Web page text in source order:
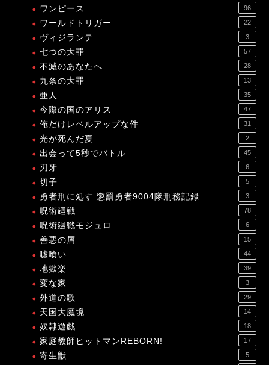
ワンピース 96
ワールドトリガー 22
ヴィジランテ 3
七つの大罪 57
不滅のあなたへ 28
九条の大罪 13
亜人 35
今際の国のアリス 47
俺だけレベルアップな件 31
光が死んだ夏 2
出会って5秒でバトル 45
刃牙 6
切子 5
勇者刑に処す 懲罰勇者9004隊刑務記録 3
呪術廻戦 78
呪術廻戦モジュロ 6
善悪の屑 15
嘘喰い 44
地獄楽 39
変な家 3
外道の歌 29
天国大魔境 14
奴隷遊戯 18
家庭教師ヒットマンREBORN! 17
寄生獣 5